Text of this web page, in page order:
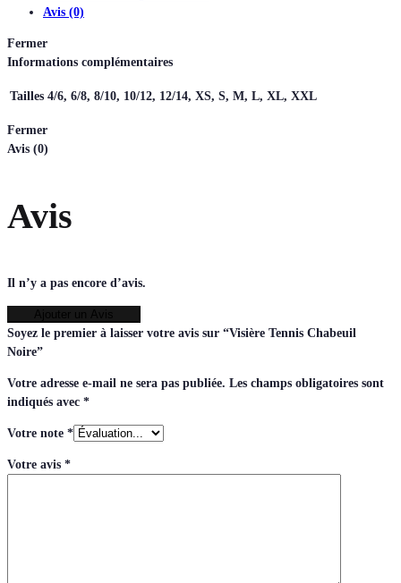
Avis (0)
Fermer
Informations complémentaires
Tailles 4/6, 6/8, 8/10, 10/12, 12/14, XS, S, M, L, XL, XXL
Fermer
Avis (0)
Avis
Il n’y a pas encore d’avis.
Soyez le premier à laisser votre avis sur “Visière Tennis Chabeuil
Noire”
Votre adresse e-mail ne sera pas publiée. Les champs obligatoires sont
indiqués avec *
Votre note *
Votre avis *